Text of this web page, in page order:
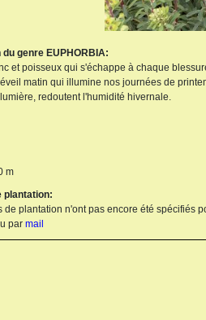
genre EUPHORBIA:
et poisseux qui s'échappe à chaque
matin qui illumine nos journées de
redoutent l'humidité hivernale.
m
plantation:
de plantation n'ont pas encore été spécifiés
par mail